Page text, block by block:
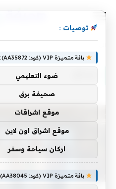
توصيات :
باقة متميزة VIP (كود: AA35872):
ضوء التعليمي
صحيفة برق
موقع اشراقات
موقع اشراق اون لاين
اركان سياحة وسفر
باقة متميزة VIP (كود: AA38045):